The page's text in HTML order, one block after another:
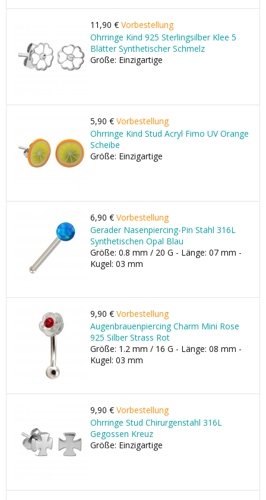
11,90 € Vorbestellung
Ohrringe Kind 925 Sterlingsilber Klee 5
Blätter Synthetischer Schmelz
Größe: Einzigartige
5,90 € Vorbestellung
Ohrringe Kind Stud Acryl Fimo UV Orange
Scheibe
Größe: Einzigartige
6,90 € Vorbestellung
Gerader Nasenpiercing-Pin Stahl 316L
Synthetischen Opal Blau
Größe: 0.8 mm / 20 G - Länge: 07 mm -
Kugel: 03 mm
9,90 € Vorbestellung
Augenbrauenpiercing Charm Mini Rose
925 Silber Strass Rot
Größe: 1.2 mm / 16 G - Länge: 08 mm -
Kugel: 03 mm
9,90 € Vorbestellung
Ohrringe Stud Chirurgenstahl 316L
Gegossen Kreuz
Größe: Einzigartige